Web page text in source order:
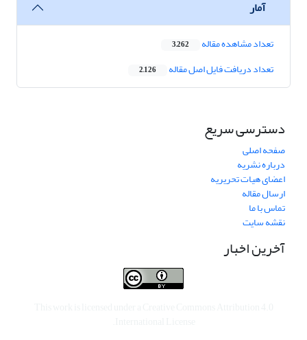
آمار
تعداد مشاهده مقاله 3,262
تعداد دریافت فایل اصل مقاله 2,126
دسترسی سریع
صفحه اصلی
درباره نشریه
اعضای هیات تحریریه
ارسال مقاله
تماس با ما
نقشه سایت
آخرین اخبار